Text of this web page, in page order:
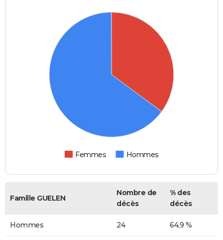
Femmes Hommes
Famille GUELEN
Nombre de
décès
% des
décès
Hommes 24 64,9 %